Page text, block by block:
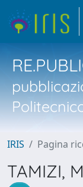
IRIS Pagina
TAMIZI,